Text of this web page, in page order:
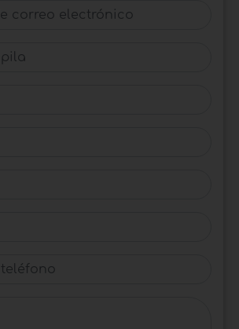
correo electrónico